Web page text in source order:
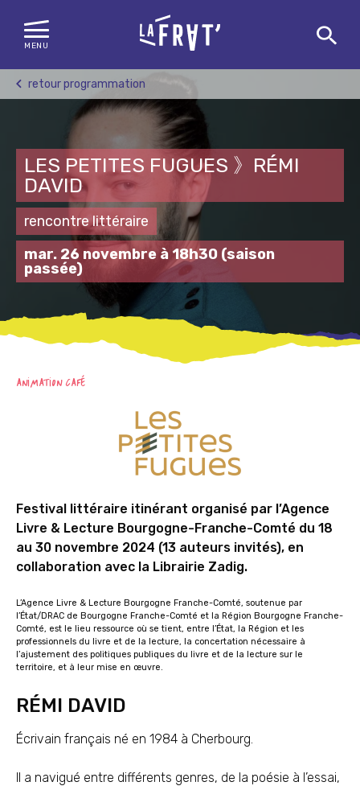
Skip
to
MENU
retour programmation
LES PETITES FUGUES 》RÉMI
DAVID
rencontre littéraire
mar. 26 novembre à 18h30 (saison
passée)
ANIMATION CAFÉ
Festival littéraire itinérant organisé par l’Agence
Livre & Lecture Bourgogne-Franche-Comté du 18
au 30 novembre 2024 (13 auteurs invités), en
collaboration avec la Librairie Zadig.
L’Agence Livre & Lecture Bourgogne Franche-Comté, soutenue par
l’État/DRAC de Bourgogne Franche-Comté et la Région Bourgogne Franche-
Comté, est le lieu ressource où se tient, entre l’État, la Région et les
professionnels du livre et de la lecture, la concertation nécessaire à
l’ajustement des politiques publiques du livre et de la lecture sur le
territoire, et à leur mise en œuvre.
RÉMI DAVID
Écrivain français né en 1984 à Cherbourg.
Il a navigué entre différents genres, de la poésie à l’essai,